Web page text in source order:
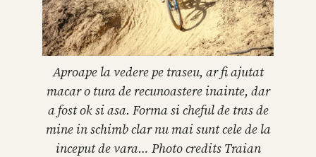
Aproape la vedere pe traseu, ar fi ajutat
macar o tura de recunoastere inainte, dar
a fost ok si asa. Forma si cheful de tras de
mine in schimb clar nu mai sunt cele de la
inceput de vara… Photo credits Traian